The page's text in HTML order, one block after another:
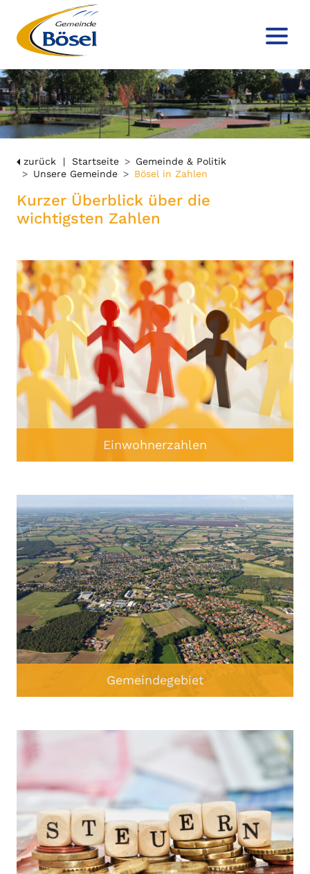
zurück Startseite
Gemeinde & Politik
Unsere Gemeinde
Bösel in Zahlen
Kurzer Überblick über die
wichtigsten Zahlen
Einwohnerzahlen
Gemeindegebiet